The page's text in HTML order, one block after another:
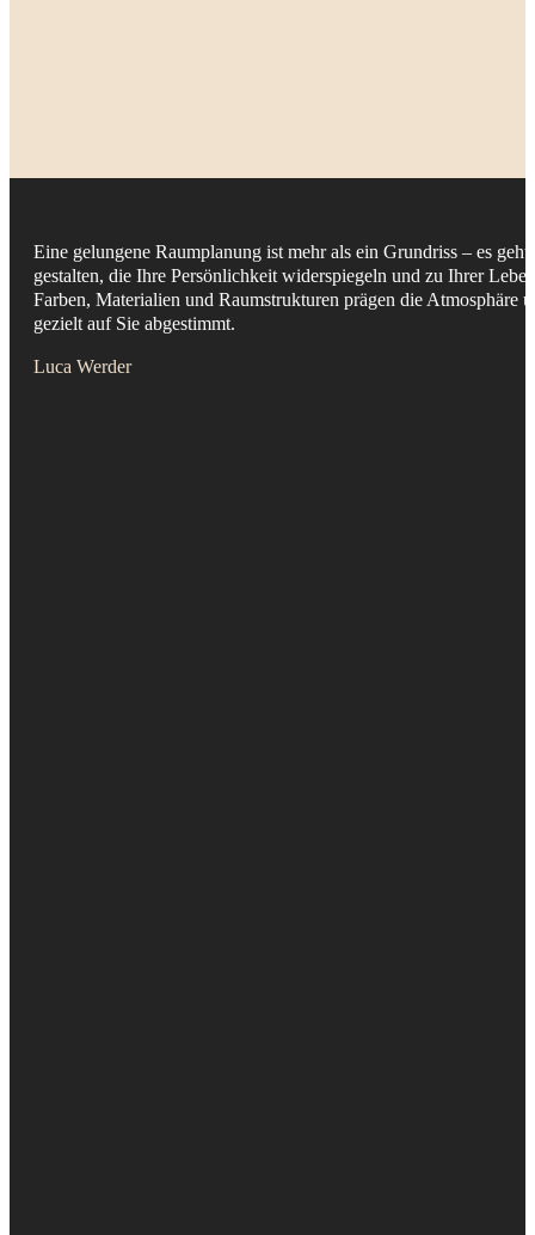
Eine gelungene Raumplanung ist mehr als ein Grundriss – es
gestalten, die Ihre Persönlichkeit widerspiegeln und zu Ihrer
Farben, Materialien und Raumstrukturen prägen die Atmosphäre
gezielt auf Sie abgestimmt.
Luca Werder